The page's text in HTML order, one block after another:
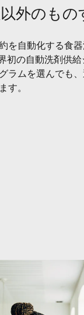
外のも
を自動化する食
初の自動洗剤供
ラムを選んでも
す。